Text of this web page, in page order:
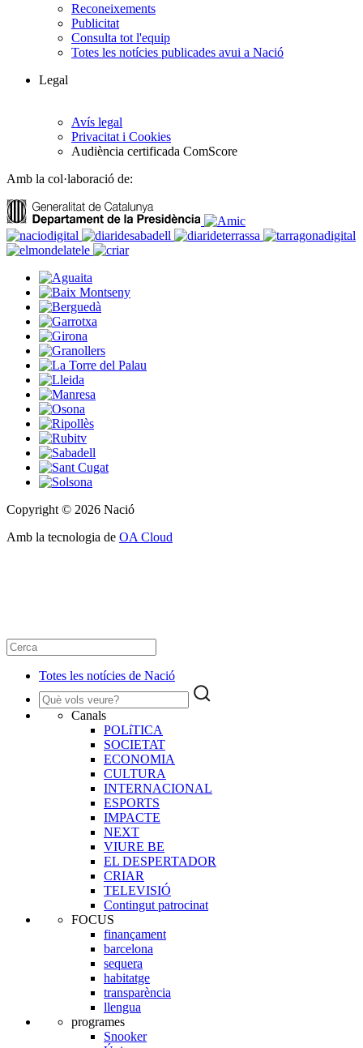
Reconeixements
Publicitat
Consulta tot l'equip
Totes les notícies publicades avui a Nació
Legal
Avís legal
Privacitat i Cookies
Audiència certificada ComScore
Amb la col·laboració de:
Copyright © 2026 Nació
Amb la tecnologia de OA Cloud
Totes les notícies de Nació
Canals
POLíTICA
SOCIETAT
ECONOMIA
CULTURA
INTERNACIONAL
ESPORTS
IMPACTE
NEXT
VIURE BE
EL DESPERTADOR
CRIAR
TELEVISIÓ
Contingut patrocinat
FOCUS
finançament
barcelona
sequera
habitatge
transparència
llengua
programes
Snooker